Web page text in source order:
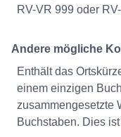
RV-VR 999 oder
Andere mögliche
Enthält das
einem einzigen
zusammengesetzte
Buchstaben. Dies